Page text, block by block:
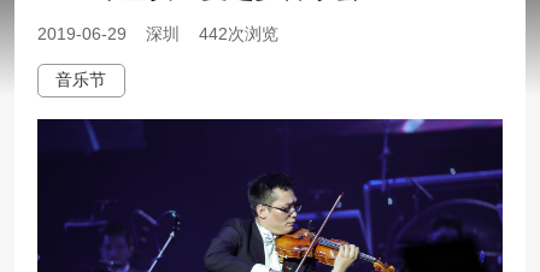
2019-06-29 深圳 442次浏览
音乐节